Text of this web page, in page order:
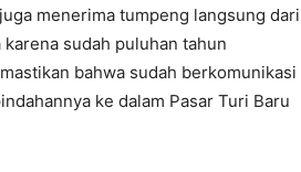
menerima tumpeng langsung dari
sudah puluhan tahun
bahwa sudah berkomunikasi
ke dalam Pasar Turi Baru